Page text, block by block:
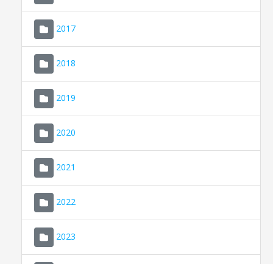
2017
2018
2019
2020
2021
2022
2023